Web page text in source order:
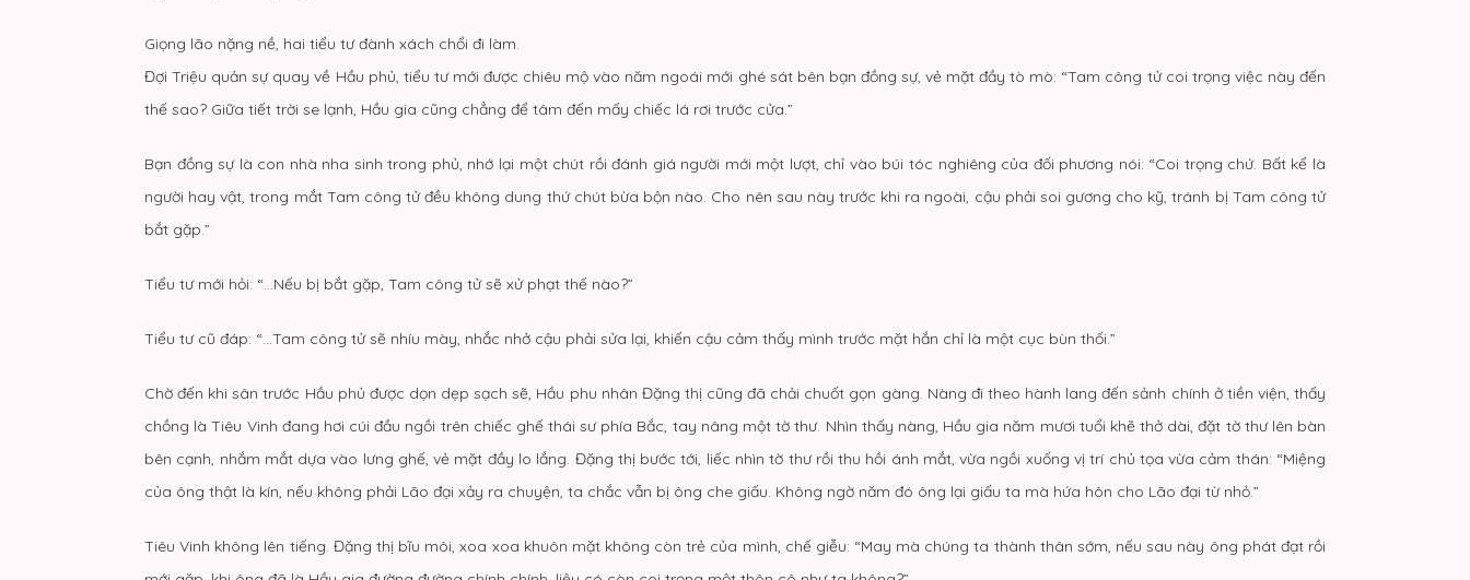
Giọng lão nặng nề, hai tiểu tư đành xách chổi đi làm.
Đợi Triệu quản sự quay về Hầu phủ, tiểu tư mới được chiêu mộ vào năm ngoái mới ghé sát bên bạn đồng sự, vẻ mặt đầy tò mò: “Tam công tử coi trọng việc này đến
thế sao? Giữa tiết trời se lạnh, Hầu gia cũng chẳng để tâm đến mấy chiếc lá rơi trước cửa.”
Bạn đồng sự là con nhà nha sinh trong phủ, nhớ lại một chút rồi đánh giá người mới một lượt, chỉ vào búi tóc nghiêng của đối phương nói: “Coi trọng chứ. Bất kể là
người hay vật, trong mắt Tam công tử đều không dung thứ chút bừa bộn nào. Cho nên sau này trước khi ra ngoài, cậu phải soi gương cho kỹ, tránh bị Tam công tử
bắt gặp.”
Tiểu tư mới hỏi: “…Nếu bị bắt gặp, Tam công tử sẽ xử phạt thế nào?”
Tiểu tư cũ đáp: “…Tam công tử sẽ nhíu mày, nhắc nhở cậu phải sửa lại, khiến cậu cảm thấy mình trước mặt hắn chỉ là một cục bùn thối.”
Chờ đến khi sân trước Hầu phủ được dọn dẹp sạch sẽ, Hầu phu nhân Đặng thị cũng đã chải chuốt gọn gàng. Nàng đi theo hành lang đến sảnh chính ở tiền viện, thấy
chồng là Tiêu Vinh đang hơi cúi đầu ngồi trên chiếc ghế thái sư phía Bắc, tay nâng một tờ thư. Nhìn thấy nàng, Hầu gia năm mươi tuổi khẽ thở dài, đặt tờ thư lên bàn
bên cạnh, nhắm mắt dựa vào lưng ghế, vẻ mặt đầy lo lắng. Đặng thị bước tới, liếc nhìn tờ thư rồi thu hồi ánh mắt, vừa ngồi xuống vị trí chủ tọa vừa cảm thán: “Miệng
của ông thật là kín, nếu không phải Lão đại xảy ra chuyện, ta chắc vẫn bị ông che giấu. Không ngờ năm đó ông lại giấu ta mà hứa hôn cho Lão đại từ nhỏ.”
Tiêu Vinh không lên tiếng. Đặng thị bĩu môi, xoa xoa khuôn mặt không còn trẻ của mình, chế giễu: “May mà chúng ta thành thân sớm, nếu sau này ông phát đạt rồi